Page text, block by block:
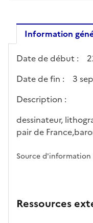
Information
Date de début :
Date de fin :
3
Description :
dessinateur,
pair de
Source
Ressources